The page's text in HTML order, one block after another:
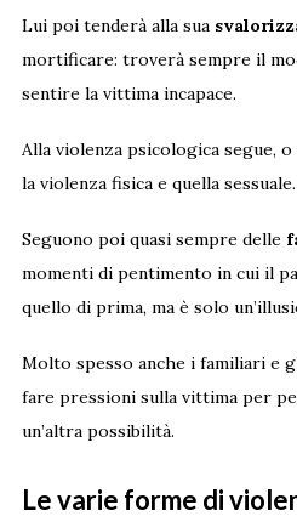
Lui poi tenderà alla sua
mortificare: troverà sempre il
sentire la vittima incapace.
Alla violenza psicologica segue,
la violenza fisica e quella sessuale.
Seguono poi quasi sempre delle
momenti di pentimento in cui il
quello di prima, ma è solo
Molto spesso anche i familiari e
fare pressioni sulla vittima per
un’altra possibilità.
Le varie forme di